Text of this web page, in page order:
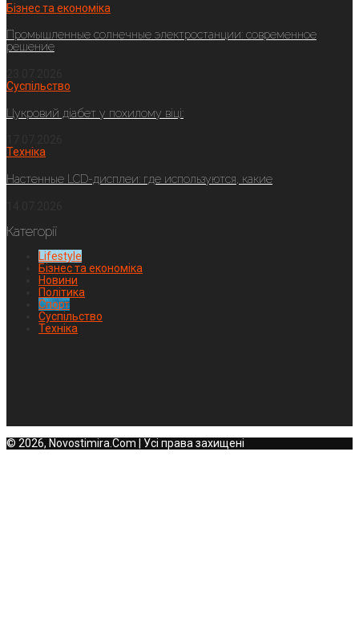
Бізнес та економіка
Промышленные солнечные электростанции: современное
решение
Суспільство
Цукровий діабет у похилому віці:
Техніка
Настенные LCD-дисплеи: где используются, какие
Категорії
Lifestyle
Бізнес та економіка
Новини
Політика
Спорт
Суспільство
Техніка
© 2026, Novostimira.Com | Усі права захищені